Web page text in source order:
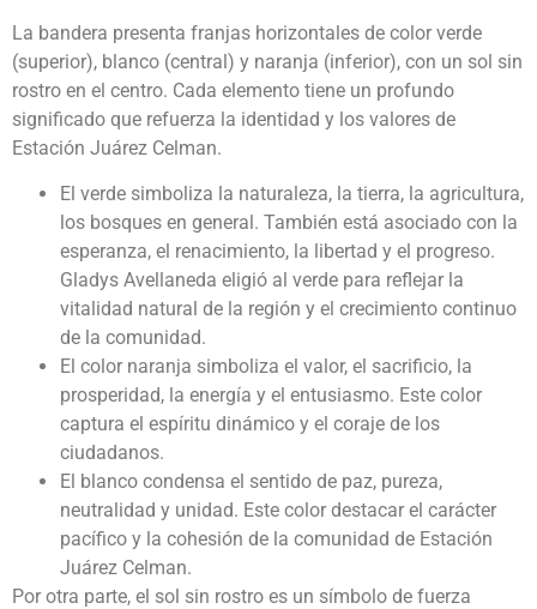
La bandera presenta franjas horizontales de color verde
(superior), blanco (central) y naranja (inferior), con un sol sin
rostro en el centro. Cada elemento tiene un profundo
significado que refuerza la identidad y los valores de
Estación Juárez Celman.
El verde simboliza la naturaleza, la tierra, la agricultura,
los bosques en general. También está asociado con la
esperanza, el renacimiento, la libertad y el progreso.
Gladys Avellaneda eligió al verde para reflejar la
vitalidad natural de la región y el crecimiento continuo
de la comunidad.
El color naranja simboliza el valor, el sacrificio, la
prosperidad, la energía y el entusiasmo. Este color
captura el espíritu dinámico y el coraje de los
ciudadanos.
El blanco condensa el sentido de paz, pureza,
neutralidad y unidad. Este color destacar el carácter
pacífico y la cohesión de la comunidad de Estación
Juárez Celman.
Por otra parte, el sol sin rostro es un símbolo de fuerza